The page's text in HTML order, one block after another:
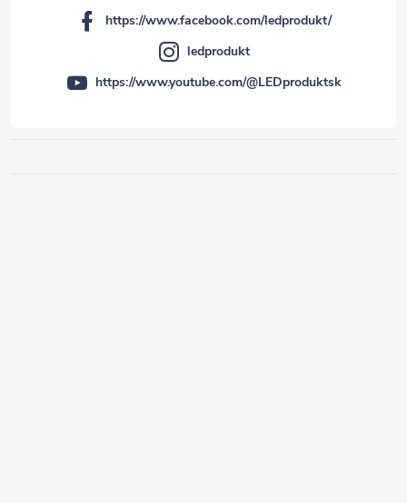
https://www.facebook.com/ledprodukt/
ledprodukt
https://www.youtube.com/@LEDproduktsk